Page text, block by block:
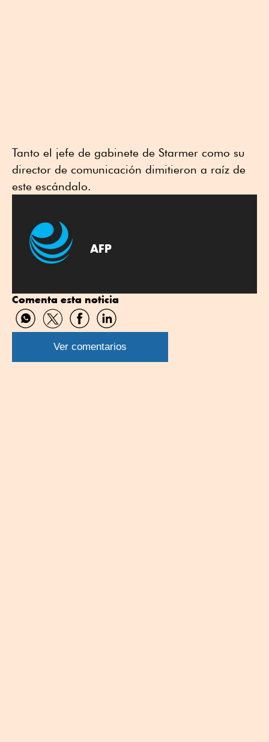
Tanto el jefe de gabinete de Starmer como su
director de comunicación dimitieron a raíz de
este escándalo.
AFP
Comenta esta noticia
Compartir
por
WhatsApp
Compartir
por
Twitter
Compartir
por
Facebook
Compartir
por
Linkedin
Ver comentarios